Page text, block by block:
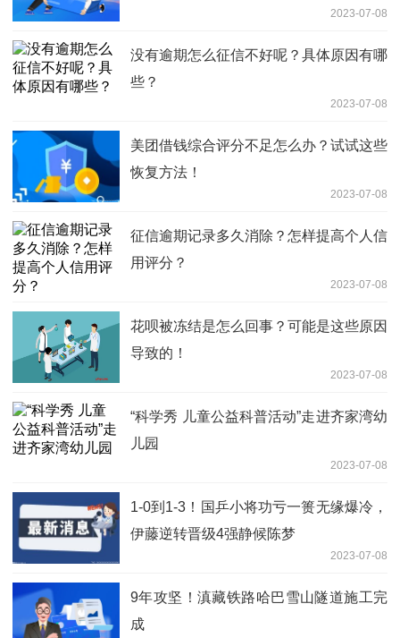
2023-07-08
没有逾期怎么征信不好呢？具体原因有哪
些？
2023-07-08
美团借钱综合评分不足怎么办？试试这些
恢复方法！
2023-07-08
征信逾期记录多久消除？怎样提高个人信
用评分？
2023-07-08
花呗被冻结是怎么回事？可能是这些原因
导致的！
2023-07-08
“科学秀 儿童公益科普活动”走进齐家湾幼
儿园
2023-07-08
1-0到1-3！国乒小将功亏一篑无缘爆冷，
伊藤逆转晋级4强静候陈梦
2023-07-08
9年攻坚！滇藏铁路哈巴雪山隧道施工完
成